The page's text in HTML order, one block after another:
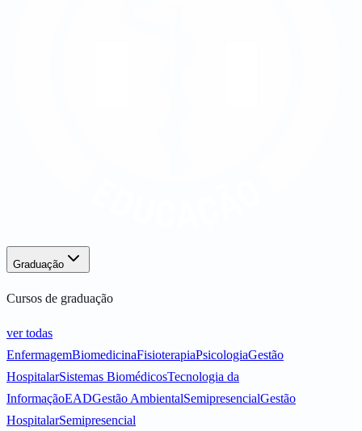
Graduação
Cursos de graduação
ver todas
EnfermagemBiomedicinaFisioterapiaPsicologiaGestão
HospitalarSistemas BiomédicosTecnologia da
InformaçãoEADGestão AmbientalSemipresencialGestão
HospitalarSemipresencial